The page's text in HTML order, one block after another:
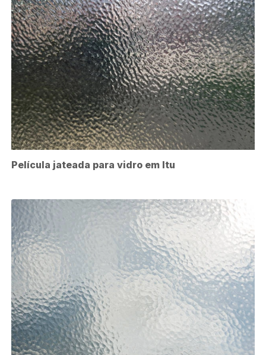
Película jateada para vidro em Itu